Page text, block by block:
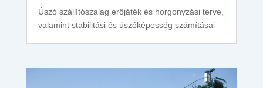
Úszó szállítószalag erőjáték és horgonyzási terve,
valamint stabilitási és úszóképesség számításai